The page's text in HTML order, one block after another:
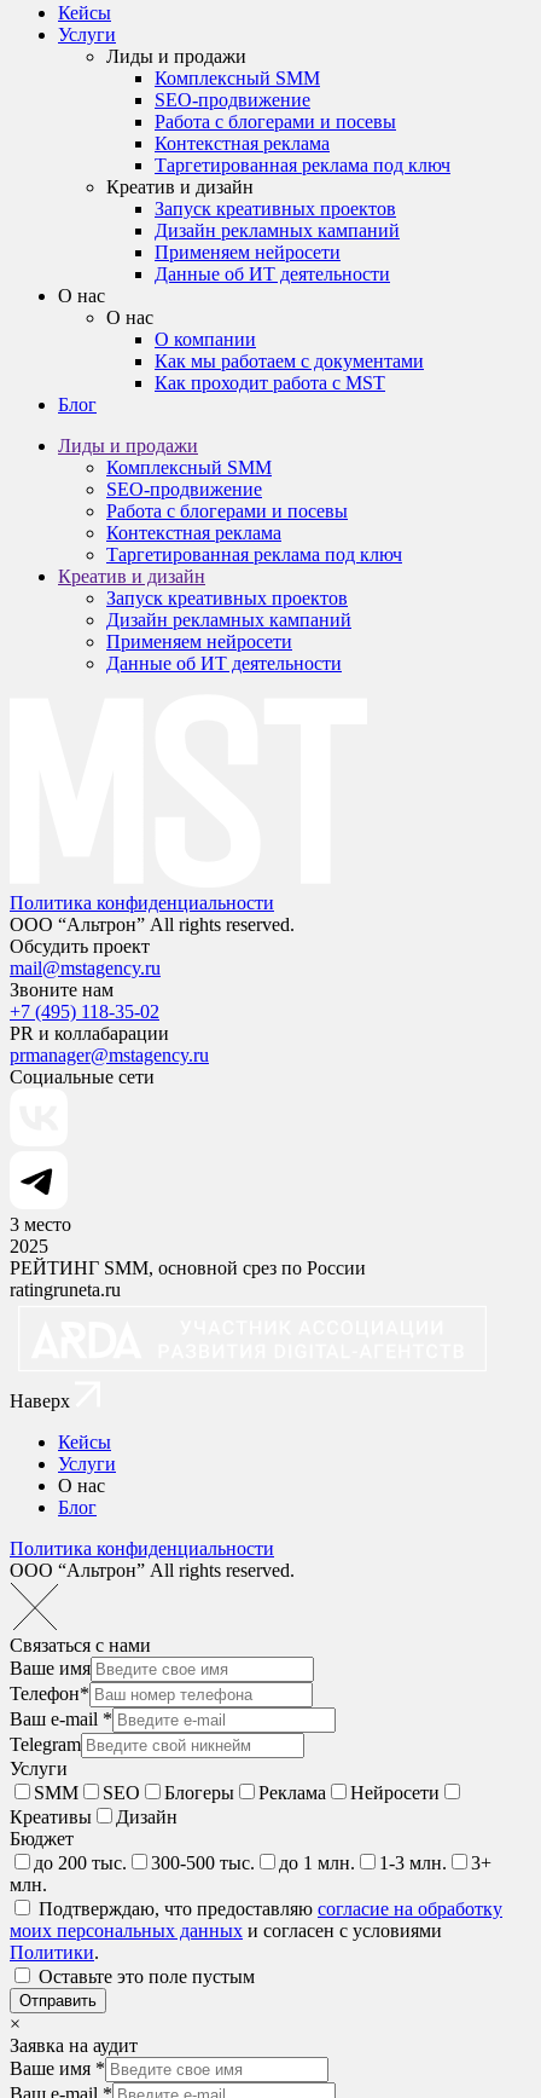
Кейсы
Услуги
Лиды и продажи
Комплексный SMM
SEO-продвижение
Работа с блогерами и посевы
Контекстная реклама
Таргетированная реклама под ключ
Креатив и дизайн
Запуск креативных проектов
Дизайн рекламных кампаний
Применяем нейросети
Данные об ИТ деятельности
О нас
О нас
О компании
Как мы работаем с документами
Как проходит работа с MST
Блог
Лиды и продажи
Комплексный SMM
SEO-продвижение
Работа с блогерами и посевы
Контекстная реклама
Таргетированная реклама под ключ
Креатив и дизайн
Запуск креативных проектов
Дизайн рекламных кампаний
Применяем нейросети
Данные об ИТ деятельности
Политика конфиденциальности
ООО “Альтрон” All rights reserved.
Обсудить проект
mail@mstagency.ru
Звоните нам
+7 (495) 118-35-02
PR и коллабарации
prmanager@mstagency.ru
Социальные сети
3 место
2025
РЕЙТИНГ SMM, основной срез по России
ratingruneta.ru
Наверх
Кейсы
Услуги
О нас
Блог
Политика конфиденциальности
ООО “Альтрон” All rights reserved.
Связаться с нами
Ваше имя
Телефон*
Ваш e-mail *
Telegram
Услуги
SMM
SEO Блогеры Реклама
Нейросети
Креативы
Дизайн
Бюджет
до 200 тыс.
300-500 тыс. до 1 млн. 1-3 млн.
3+
млн.
Подтверждаю, что предоставляю согласие на обработку
моих персональных данных и согласен с условиями
Политики.
Оставьте это поле пустым
Отправить
×
Заявка на аудит
Ваше имя *
Ваш e-mail *